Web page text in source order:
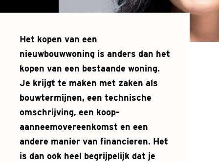
Het kopen van een
nieuwbouwwoning is anders dan het
kopen van een bestaande woning.
Je krijgt te maken met zaken als
bouwtermijnen, een technische
omschrijving, een koop-
aanneemovereenkomst en een
andere manier van financieren. Het
is dan ook heel begrijpelijk dat je